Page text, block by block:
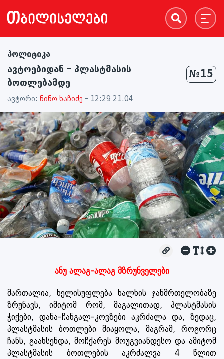
პოლიტიკა
ავტოებიდან – პლასტმასის
ბოთლებამდე
№15
ავტორი: ნინო ხაჩიძე - 12:29 21.04
ანუ ალაგ-ალაგ მზრუნველები
მართალია, ხელისუფლება ხალხის ჯანმრთელობაზე
ზრუნავს, იმიტომ რომ, მაგალითად, პლასტმასის
ჭიქები, დანა-ჩანგალ-კოვზები აკრძალა და, ზედაც,
პლასტმასის ბოთლები მიაყოლა, მაგრამ, როგორც
ჩანს, გაახსენდა, მოჩქარეს მოუგვიანდესო და ამიტომ
პლასტმასის ბოთლების აკრძალვა 4 წლით